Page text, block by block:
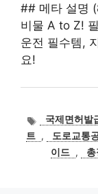
## 메타 설명
비물 A to Z!
운전 필수템,
요!
태국제면허발
트 , 도로교통
이드 , 총